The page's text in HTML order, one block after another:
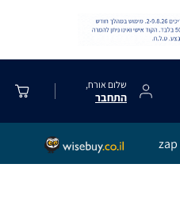
שלום אורח,
התחבר
zap